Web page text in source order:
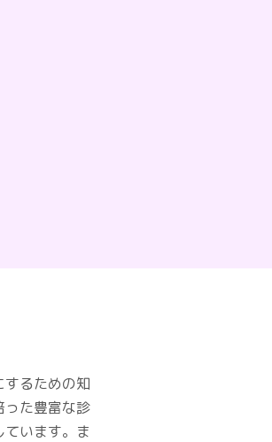
るための知
った豊富な診
います。ま